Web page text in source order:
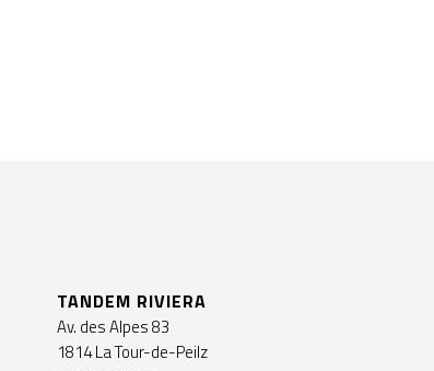
TANDEM RIVIERA
Av. des Alpes 83
1814 La Tour-de-Peilz